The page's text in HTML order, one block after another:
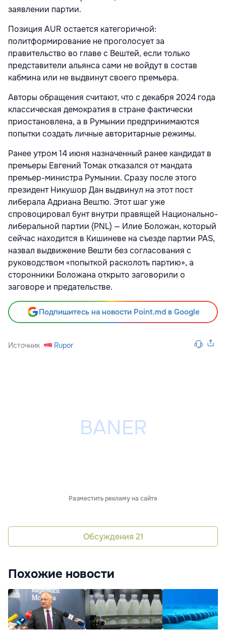
заявлении партии.
Позиция AUR остается категоричной:
политформирование не проголосует за
правительство во главе с Вештей, если только
представители альянса сами не войдут в состав
кабмина или не выдвинут своего премьера.
Авторы обращения считают, что с декабря 2024 года
классическая демократия в стране фактически
приостановлена, а в Румынии предпринимаются
попытки создать личные авторитарные режимы.
Ранее утром 14 июня назначенный ранее кандидат в
премьеры Евгений Томак отказался от мандата
премьер-министра Румынии. Сразу после этого
президент Никушор Дан выдвинул на этот пост
либерала Адриана Вештю. Этот шаг уже
спровоцировал бунт внутри правящей Национально-
либеральной партии (PNL) — Илие Боложан, который
сейчас находится в Кишиневе на съезде партии PAS,
назвал выдвижение Вешти без согласования с
руководством «попыткой расколоть партию», а
сторонники Боложана открыто заговорили о
заговоре и предательстве.
Подпишитесь на новости Point.md в Google
Источник Rupor
Разместить рекламу на сайте
Обсуждения 21
Похожие новости